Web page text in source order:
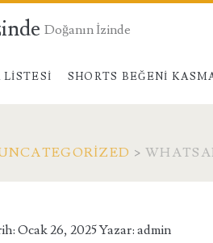
Doğanın İzinde
LISTESI SHORTS BEĞENI
>
Ocak 26, 2025 Yazar:admin